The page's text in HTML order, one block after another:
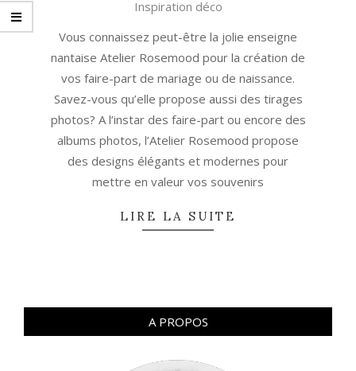
20
Inspiration déco
Vous connaissez peut-être la jolie enseigne
nantaise Atelier Rosemood pour la création de
vos faire-part de mariage ou de naissance.
Savez-vous qu’elle propose aussi des tirages
photos? A l’instar des faire-part ou encore des
albums photos, l’Atelier Rosemood propose
des designs élégants et modernes pour
mettre en valeur vos souvenirs
LIRE LA SUITE
A PROPOS